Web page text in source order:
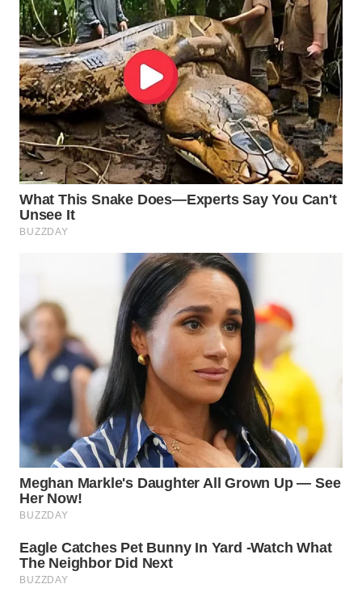
WN
SURABAYA
WN
NATUNA
WN
BINTAN
WN
MANDALIKA
WN
LABUANBAJO
WN
BORNEO
Wahana
Media
Group
WAHANA
NEWS
WAHANA
TANI